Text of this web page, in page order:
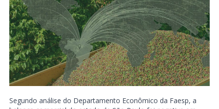
Segundo análise do Departamento Econômico da Faesp, a